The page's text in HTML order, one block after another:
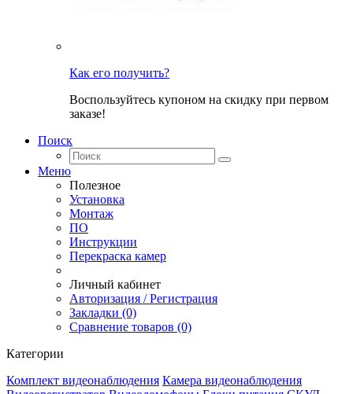
Как его получить?
Воспользуйтесь купоном на скидку при первом
заказе!
Поиск
Меню
Полезное
Установка
Монтаж
ПО
Инструкции
Перекраска камер
Личный кабинет
Авторизация / Регистрация
Закладки (0)
Сравнение товаров (0)
Категории
Комплект видеонаблюдения Камера видеонаблюдения